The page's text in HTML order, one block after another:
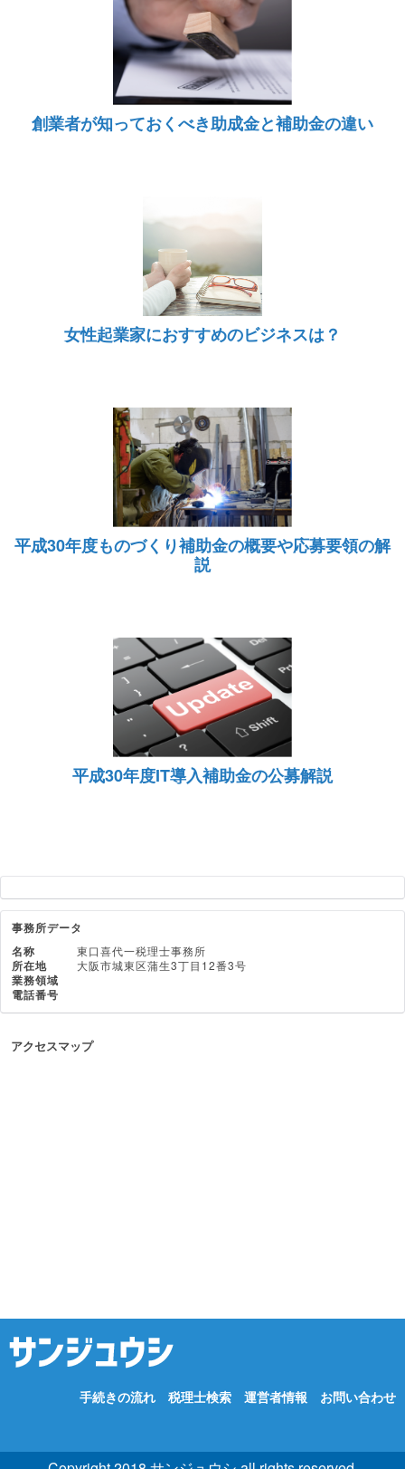
創業者が知っておくべき助成金と補助金の違い
女性起業家におすすめのビジネスは？
平成30年度ものづくり補助金の概要や応募要領の解
説
平成30年度IT導入補助金の公募解説
事務所データ
名称
東口喜代一税理士事務所
所在地 大阪市城東区蒲生3丁目12番3号
業務領域
電話番号
アクセスマップ
手続きの流れ 税理士検索 運営者情報 お問い合わせ